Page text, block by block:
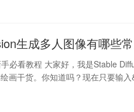
生成多人图像有哪些
必看教程 大家好，我是Stable
画干货。你知道吗？现在只要输